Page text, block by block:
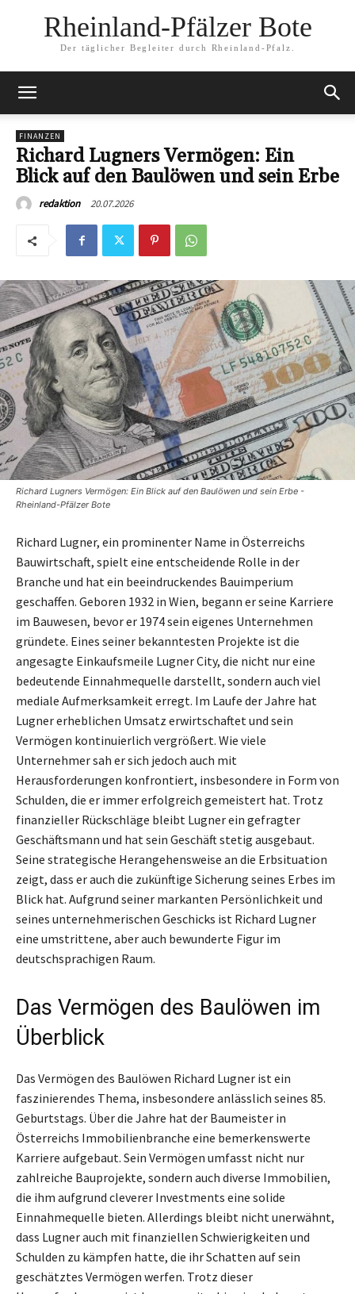
Rheinland-Pfälzer Bote
Der täglicher Begleiter durch Rheinland-Pfalz.
FINANZEN
Richard Lugners Vermögen: Ein
Blick auf den Baulöwen und sein Erbe
redaktion 20.07.2026
Richard Lugners Vermögen: Ein Blick auf den Baulöwen und sein Erbe -
Rheinland-Pfälzer Bote
Richard Lugner, ein prominenter Name in Österreichs
Bauwirtschaft, spielt eine entscheidende Rolle in der
Branche und hat ein beeindruckendes Bauimperium
geschaffen. Geboren 1932 in Wien, begann er seine Karriere
im Bauwesen, bevor er 1974 sein eigenes Unternehmen
gründete. Eines seiner bekanntesten Projekte ist die
angesagte Einkaufsmeile Lugner City, die nicht nur eine
bedeutende Einnahmequelle darstellt, sondern auch viel
mediale Aufmerksamkeit erregt. Im Laufe der Jahre hat
Lugner erheblichen Umsatz erwirtschaftet und sein
Vermögen kontinuierlich vergrößert. Wie viele
Unternehmer sah er sich jedoch auch mit
Herausforderungen konfrontiert, insbesondere in Form von
Schulden, die er immer erfolgreich gemeistert hat. Trotz
finanzieller Rückschläge bleibt Lugner ein gefragter
Geschäftsmann und hat sein Geschäft stetig ausgebaut.
Seine strategische Herangehensweise an die Erbsituation
zeigt, dass er auch die zukünftige Sicherung seines Erbes im
Blick hat. Aufgrund seiner markanten Persönlichkeit und
seines unternehmerischen Geschicks ist Richard Lugner
eine umstrittene, aber auch bewunderte Figur im
deutschsprachigen Raum.
Das Vermögen des Baulöwen im
Überblick
Das Vermögen des Baulöwen Richard Lugner ist ein
faszinierendes Thema, insbesondere anlässlich seines 85.
Geburtstags. Über die Jahre hat der Baumeister in
Österreichs Immobilienbranche eine bemerkenswerte
Karriere aufgebaut. Sein Vermögen umfasst nicht nur
zahlreiche Bauprojekte, sondern auch diverse Immobilien,
die ihm aufgrund cleverer Investments eine solide
Einnahmequelle bieten. Allerdings bleibt nicht unerwähnt,
dass Lugner auch mit finanziellen Schwierigkeiten und
Schulden zu kämpfen hatte, die ihr Schatten auf sein
geschätztes Vermögen werfen. Trotz dieser